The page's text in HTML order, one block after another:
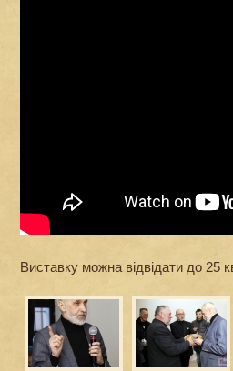
Виставку можна відвідати до 25